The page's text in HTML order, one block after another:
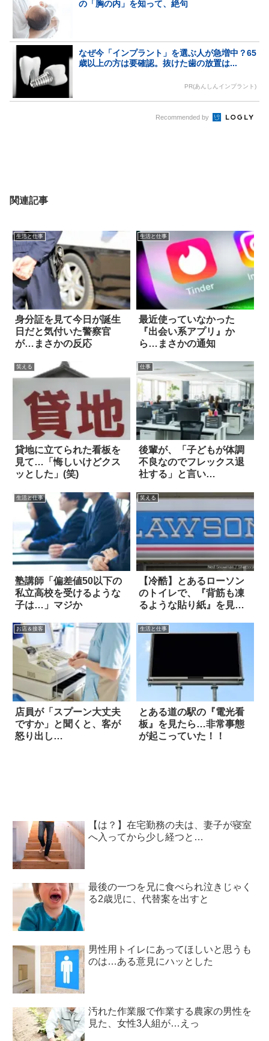
の「胸の内」を知って、絶句
なぜ今「インプラント」を選ぶ人が急増中？65
歳以上の方は要確認。抜けた歯の放置は...
PR(あんしんインプラント)
Recommended by
関連記事
生活と仕事
身分証を見て今日が誕生
日だと気付いた警察官
が…まさかの反応
生活と仕事
最近使っていなかった
『出会い系アプリ』か
ら…まさかの通知
笑える
貸地に立てられた看板を
見て…「悔しいけどクス
ッとした」(笑)
仕事
後輩が、「子どもが体調
不良なのでフレックス退
社する」と言い…
生活と仕事
塾講師「偏差値50以下の
私立高校を受けるような
子は…」マジか
笑える
【冷酷】とあるローソン
のトイレで、『背筋も凍
るような貼り紙』を見つ
お店＆接客
店員が「スプーン大丈夫
ですか」と聞くと、客が
怒り出し…
生活と仕事
とある道の駅の『電光看
板』を見たら…非常事態
が起こっていた！！
【は？】在宅勤務の夫は、妻子が寝室
へ入ってから少し経つと…
最後の一つを兄に食べられ泣きじゃく
る2歳児に、代替案を出すと
男性用トイレにあってほしいと思うも
のは…ある意見にハッとした
汚れた作業服で作業する農家の男性を
見た、女性3人組が…えっ